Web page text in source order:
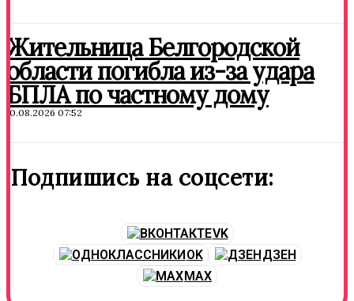
Жительница Белгородской
области погибла из-за удара
БПЛА по частному дому
10.08.2026 07:52
Подпишись на соцсети:
VK
OK
ДЗЕН
MAX